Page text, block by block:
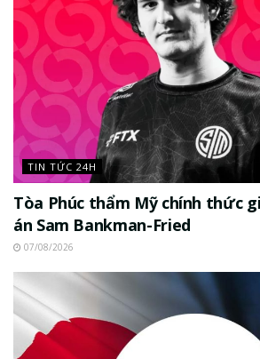
TIN TỨC 24H
Tòa Phúc thẩm Mỹ chính thức
án Sam Bankman-Fried
07/08/2026